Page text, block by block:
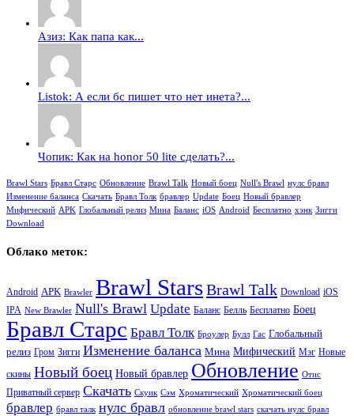
Азиз: Как папа как...
Listok: А если бс пишет что нет инета?...
Чопик: Как на honor 50 lite сделать?...
Brawl Stars Бравл Старс Обновление Brawl Talk Новый боец Null's Brawl нулс бравл
Изменение баланса Скачать Бравл Толк бравлер Update Боец Новый бравлер
Мифический APK Глобальный релиз Мина Баланс iOS Android Бесплатно хэнк Зигги
Download
Облако меток:
Android APK Brawler Brawl StarsBrawl Talk Download iOS
IPA New Brawler Null's Brawl Update Баланс Белль Бесплатно Боец
Бравл Старс Бравл Толк Броулер Булл Гас Глобальный
релиз Гром Зигги Изменение баланса Мина Мифический Мэг Новые
скины Новый боец Новый бравлер Обновление Отис
Приватный сервер Скачать Скуик Сэм Хроматический Хроматический боец
бравлер бравл талк нулс бравл обновление brawl stars скачать нулс бравл